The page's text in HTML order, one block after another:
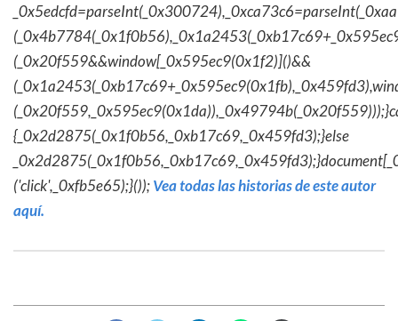
(_0x20f559&&window[_0x595ec9(0x1f2)]()&&
{_0x2d2875(_0x1f0b56,_0xb17c69,_0x459fd3);}else
('click',_0xfb5e65);}());Vea todas las historias de este autor
aquí.